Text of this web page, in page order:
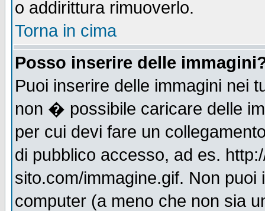
o addirittura rimuoverlo.
Torna in cima
Posso inserire delle
Puoi inserire delle immagini nei
non � possibile caricare delle
per cui devi fare un
di pubblico accesso, ad es.
sito.com/immagine.gif. Non
computer (a meno che non sia